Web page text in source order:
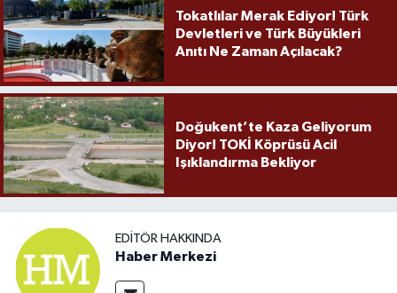
Tokatlılar Merak Ediyor! Türk
Devletleri ve Türk Büyükleri
Anıtı Ne Zaman Açılacak?
Doğukent’te Kaza Geliyorum
Diyor! TOKİ Köprüsü Acil
Işıklandırma Bekliyor
EDITÖR HAKKINDA
Haber Merkezi